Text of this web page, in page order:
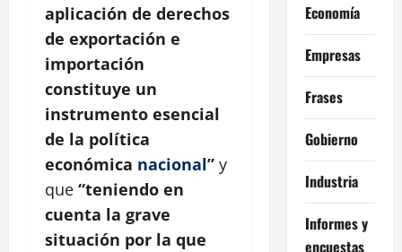
aplicación de derechos
de exportación e
importación
constituye un
instrumento esencial
de la política
económica nacional” y
que “teniendo en
cuenta la grave
situación por la que
Economía
Empresas
Frases
Gobierno
Industria
Informes y
encuestas